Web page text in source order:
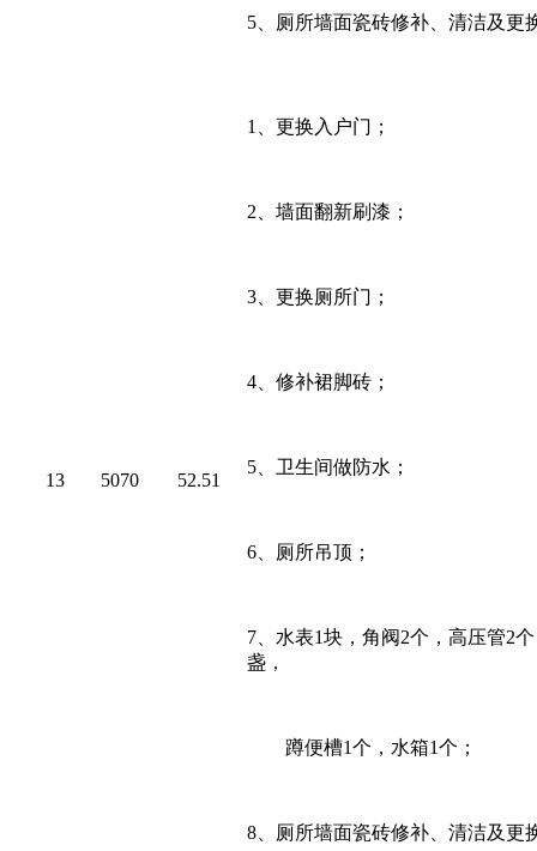
5、 厕所墙面瓷砖修补、清洁及更
13 5070 52.51
1、更换入户门；
2、墙面翻新刷漆；
3、更换厕所门；
4、修补裙脚砖；
5、 卫生间做防水；
6、 厕所吊顶；
7、 水表1块，角阀2个，高压管2
盏，
蹲便槽1个，水箱1个；
8、 厕所墙面瓷砖修补、清洁及更